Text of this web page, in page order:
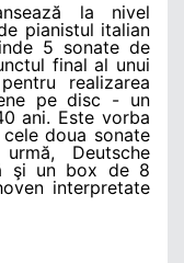
la nivel
pianistul italian
5 sonate de
final al unui
realizarea
pe disc - un
ani. Este vorba
doua sonate
Deutsche
şi un box de 8
interpretate